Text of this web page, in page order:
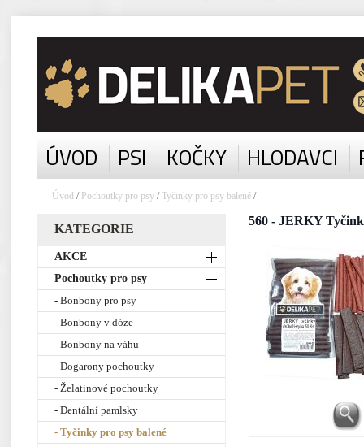
ÚVOD PSI KOČKY HLODAVCI
Úvod / Pochoutky pro psy /Tyčinky pro psy balené/
KATEGORIE
AKCE
Pochoutky pro psy
- Bonbony pro psy
- Bonbony v dóze
- Bonbony na váhu
- Dogarony pochoutky
- Želatinové pochoutky
- Dentální pamlsky
- Tyčinky pro psy balené
560 - JERKY